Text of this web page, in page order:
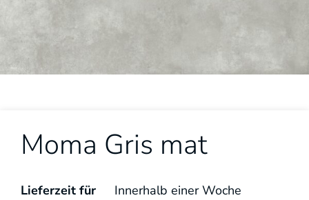
Moma Gris mat
Lieferzeit für
Innerhalb einer Woche